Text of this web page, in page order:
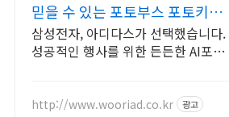
믿을 수 있는 포토부스 포토키오
스크 렌탈
삼성전자, 아디다스가 선택했습니다.
성공적인 행사를 위한 든든한 AI포토
http://www.wooriad.co.kr 광고